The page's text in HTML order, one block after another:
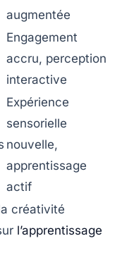
augmentée
Engagement
accru, perception
interactive
Expérience
sensorielle
nouvelle,
apprentissage
actif
créativité
l’apprentissage